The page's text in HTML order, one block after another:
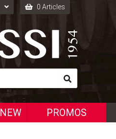
0 Articles
PROMOS
NEW